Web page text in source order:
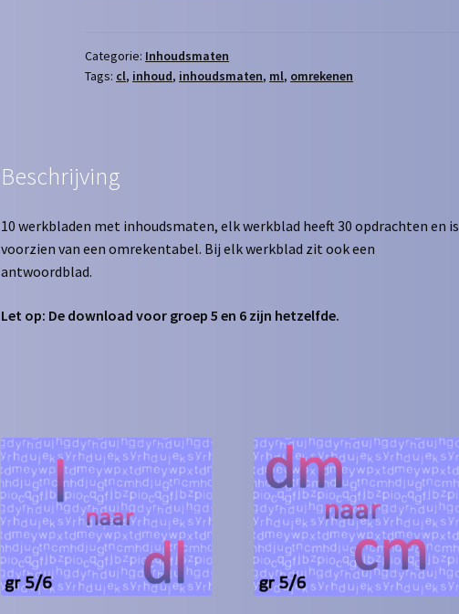
aantal
Categorie: Inhoudsmaten
Tags: cl, inhoud, inhoudsmaten, ml, omrekenen
Beschrijving
10 werkbladen met inhoudsmaten, elk werkblad heeft 30 opdrachten en is
voorzien van een omrekentabel. Bij elk werkblad zit ook een
antwoordblad.
Let op: De download voor groep 5 en 6 zijn hetzelfde.